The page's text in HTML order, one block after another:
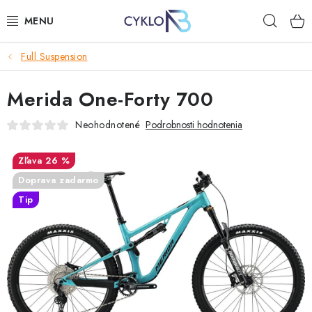
na
E-BIKE
BICYKLE
DOPLNKY
OBLEČENIE
NÁHRADNÉ DIELY
NÁRADIE
PRILBY
Full Suspension
Merida One-Forty 700
Neohodnotené Podrobnosti hodnotenia
26 %
Doprava zadarmo
Tip